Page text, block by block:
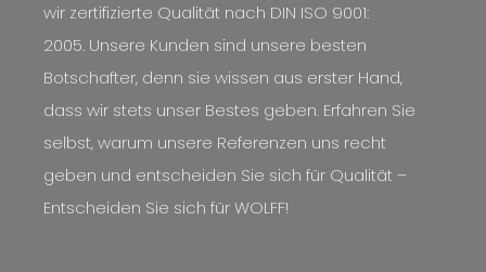
wir zertifizierte Qualität nach DIN ISO 9001:
2005. Unsere Kunden sind unsere besten
Botschafter, denn sie wissen aus erster Hand,
dass wir stets unser Bestes geben. Erfahren Sie
selbst, warum unsere Referenzen uns recht
geben und entscheiden Sie sich für Qualität –
Entscheiden Sie sich für WOLFF!